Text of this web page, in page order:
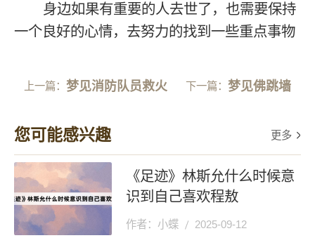
身边如果有重要的人去世了，也需要保持
一个良好的心情，去努力的找到一些重点事物
上一篇： 梦见消防队员救火 下一篇：梦见佛跳墙
您可能感兴趣 更多
《足迹》林斯允什么时候意
识到自己喜欢程敖
作者：小蝶 2025-09-12